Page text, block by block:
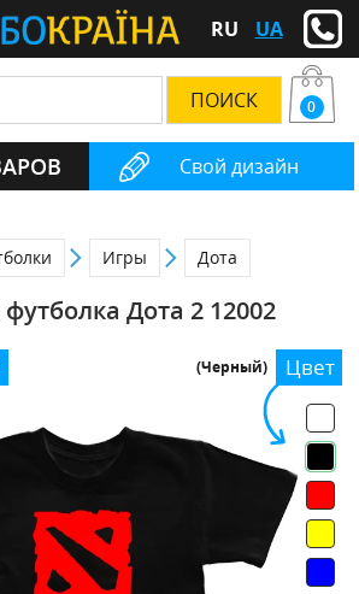
RU UA
Свой дизайн
0
Игры Дота
Дота 2 12002
Цвет
(Черный)